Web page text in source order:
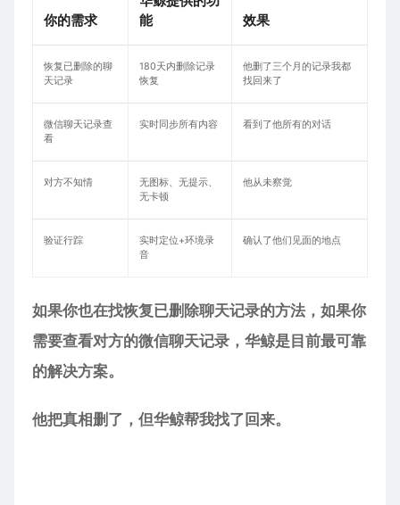
你的需求
能
效果
恢复已删除的聊
天记录
180天内删除记录
恢复
他删了三个月的记录我都
找回来了
微信聊天记录查
看
实时同步所有内容 看到了他所有的对话
对方不知情
无图标、无提示、
无卡顿
他从未察觉
验证行踪
实时定位+环境录
音
确认了他们见面的地点
如果你也在找恢复已删除聊天记录的方法，如果你
需要查看对方的微信聊天记录，华鲸是目前最可靠
的解决方案。
他把真相删了，但华鲸帮我找了回来。